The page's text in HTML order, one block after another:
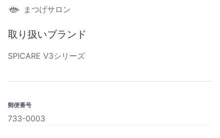
まつげサロン
取り扱いブランド
SPICARE V3シリーズ
郵便番号
733-0003